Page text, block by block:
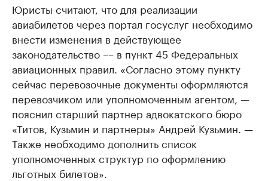
Юристы считают, что для реализации
авиабилетов через портал госуслуг необходимо
внести изменения в действующее
законодательство –– в пункт 45 Федеральных
авиационных правил. «Согласно этому пункту
сейчас перевозочные документы оформляются
перевозчиком или уполномоченным агентом, —
пояснил старший партнер адвокатского бюро
«Титов, Кузьмин и партнеры» Андрей Кузьмин. —
Также необходимо дополнить список
уполномоченных структур по оформлению
льготных билетов».